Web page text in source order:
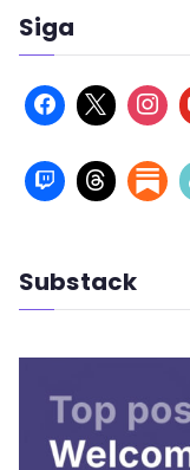
Siga
Substack